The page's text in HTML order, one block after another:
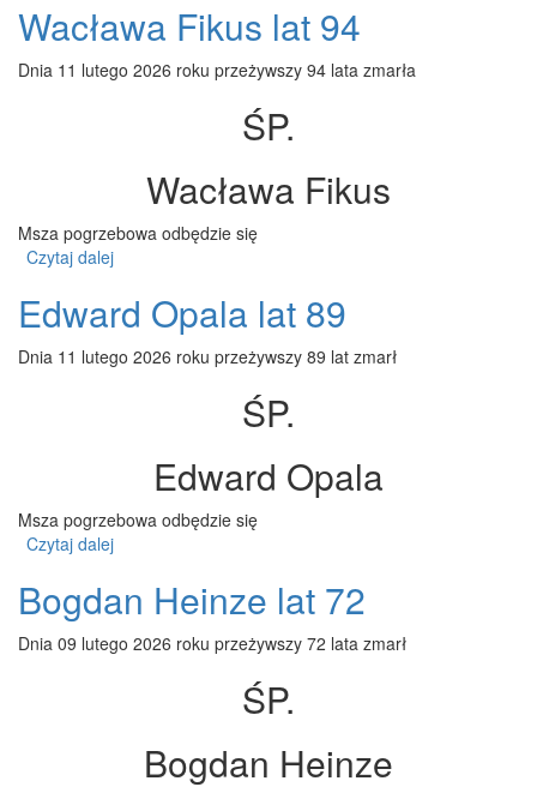
Wacława Fikus lat 94
Dnia 11 lutego 2026 roku przeżywszy 94 lata zmarła
ŚP.
Wacława Fikus
Msza pogrzebowa odbędzie się
Czytaj dalej
Edward Opala lat 89
Dnia 11 lutego 2026 roku przeżywszy 89 lat zmarł
ŚP.
Edward Opala
Msza pogrzebowa odbędzie się
Czytaj dalej
Bogdan Heinze lat 72
Dnia 09 lutego 2026 roku przeżywszy 72 lata zmarł
ŚP.
Bogdan Heinze